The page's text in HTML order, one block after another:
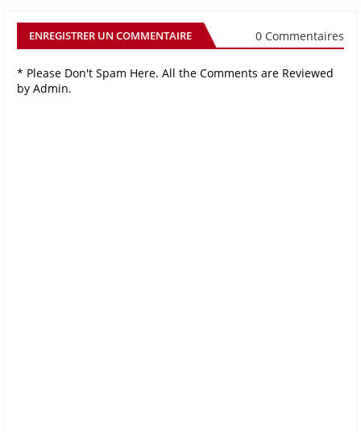
ENREGISTRER UN COMMENTAIRE 0 Commentaires
* Please Don't Spam Here. All the Comments are Reviewed
by Admin.